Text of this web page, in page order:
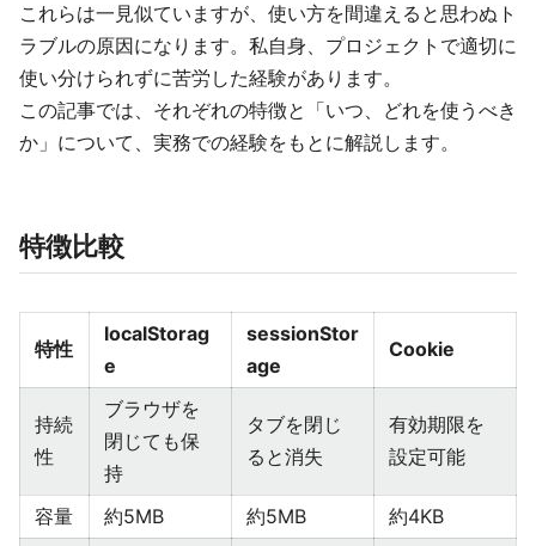
これらは一見似ていますが、使い方を間違えると思わぬト
ラブルの原因になります。私自身、プロジェクトで適切に
使い分けられずに苦労した経験があります。
この記事では、それぞれの特徴と「いつ、どれを使うべき
か」について、実務での経験をもとに解説します。
特徴比較
特性
localStorag
e
sessionStor
age
Cookie
持続
性
ブラウザを
閉じても保
持
タブを閉じ
ると消失
有効期限を
設定可能
容量 約5MB 約5MB 約4KB